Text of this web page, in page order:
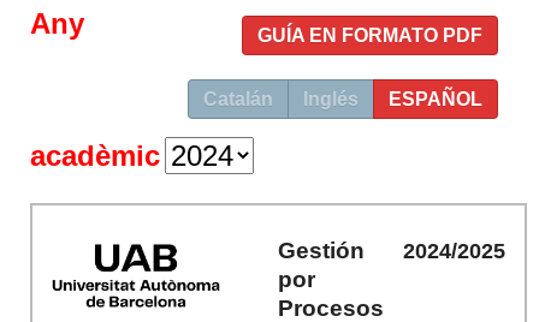
GUÍA EN FORMATO PDF
Catalán Inglés ESPAÑOL
Any
acadèmic
Gestión
por
Procesos
2024/2025